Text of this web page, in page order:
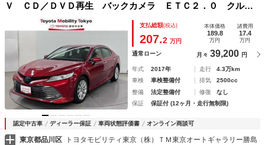
Ｖ ＣＤ／ＤＶＤ再生 バックカメラ ＥＴＣ２．０ クルー
ズコントロール パワーシート スマートキー ＬＥＤヘッド
ライト アルミホイール
支払総額(税込)
207.2 万円
本体価格
189.8
万円
諸費用
17.4
万円
通常ローン 月々 39,200 円
年式 2017年 走行
4.3万km
車検
車検整備付 排気
2500cc
整備
法定整備付 修復
なし
保証
保証付 (12ヶ月・走行無制限)
認定中古車 ディーラー保証 車両状態評価書 オンライン商談可
東京都品川区 トヨタモビリティ東京（株）ＴＭ東京オートギャラリー勝島